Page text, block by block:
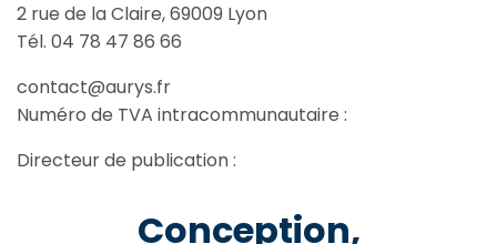
2 rue de la Claire, 69009 Lyon
Tél. 04 78 47 86 66
contact@aurys.fr
Numéro de TVA intracommunautaire :
Directeur de publication :
Conception,